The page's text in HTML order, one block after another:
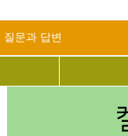
질문과 답변